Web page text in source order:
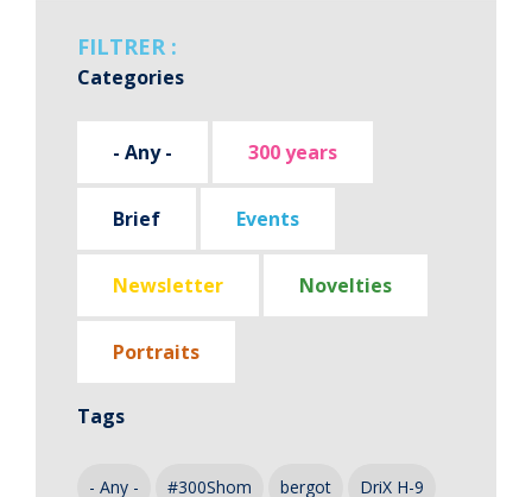
FILTRER :
Categories
- Any - 300 years
Brief Events
Newsletter Novelties
Portraits
Tags
- Any - #300Shom bergot DriX H-9